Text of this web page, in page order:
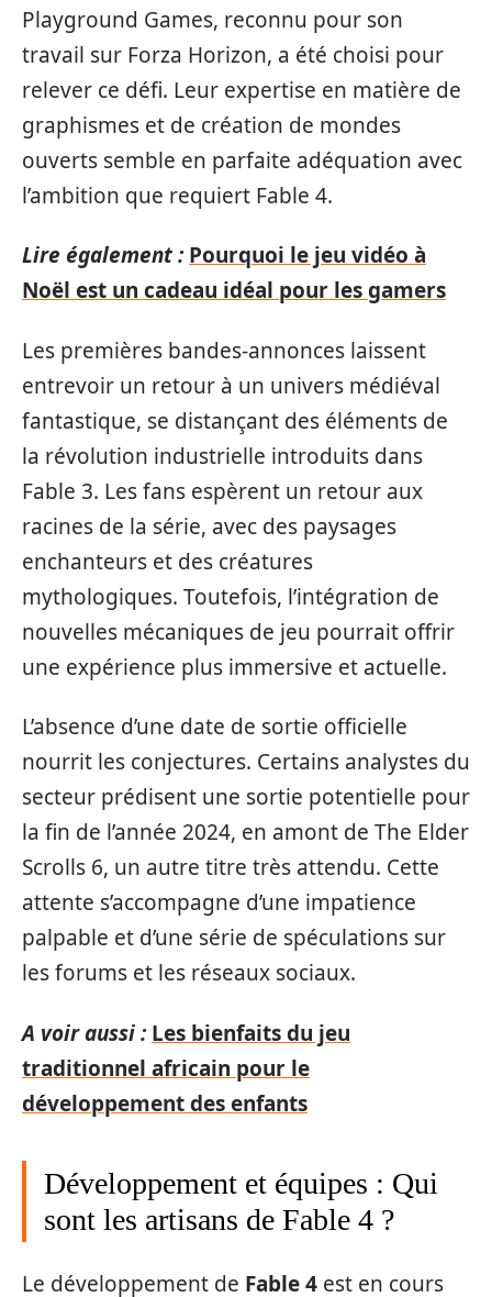
Playground Games, reconnu pour son
travail sur Forza Horizon, a été choisi pour
relever ce défi. Leur expertise en matière de
graphismes et de création de mondes
ouverts semble en parfaite adéquation avec
l’ambition que requiert Fable 4.
Lire également : Pourquoi le jeu vidéo à
Noël est un cadeau idéal pour les gamers
Les premières bandes-annonces laissent
entrevoir un retour à un univers médiéval
fantastique, se distançant des éléments de
la révolution industrielle introduits dans
Fable 3. Les fans espèrent un retour aux
racines de la série, avec des paysages
enchanteurs et des créatures
mythologiques. Toutefois, l’intégration de
nouvelles mécaniques de jeu pourrait offrir
une expérience plus immersive et actuelle.
L’absence d’une date de sortie officielle
nourrit les conjectures. Certains analystes du
secteur prédisent une sortie potentielle pour
la fin de l’année 2024, en amont de The Elder
Scrolls 6, un autre titre très attendu. Cette
attente s’accompagne d’une impatience
palpable et d’une série de spéculations sur
les forums et les réseaux sociaux.
A voir aussi : Les bienfaits du jeu
traditionnel africain pour le
développement des enfants
Développement et équipes : Qui
sont les artisans de Fable 4 ?
Le développement de Fable 4 est en cours